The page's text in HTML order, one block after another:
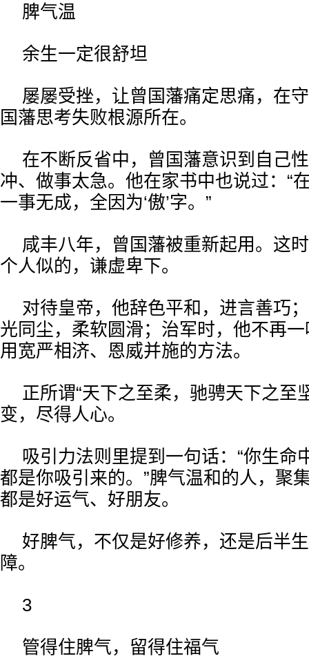
脾气温
余生一定很舒坦
屡屡受挫，让曾国藩痛定思痛，在
国藩思考失败根源所在。
在不断反省中，曾国藩意识到自己
冲、做事太急。他在家书中也说过：“
一事无成，全因为‘傲’字。”
咸丰八年，曾国藩被重新起用。这
个人似的，谦虚卑下。
对待皇帝，他辞色平和，进言善巧
光同尘，柔软圆滑；治军时，他不再
用宽严相济、恩威并施的方法。
正所谓“天下之至柔，驰骋天下之至
变，尽得人心。
吸引力法则里提到一句话：“你生命
都是你吸引来的。”脾气温和的人，聚
都是好运气、好朋友。
好脾气，不仅是好修养，还是后半
障。
3
管得住脾气， 留得住福气